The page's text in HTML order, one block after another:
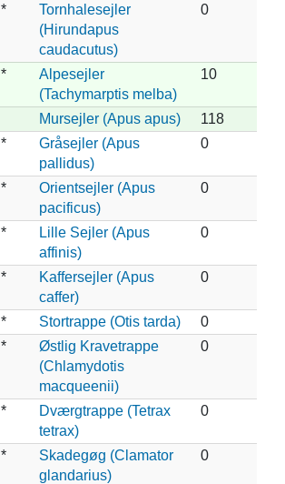
*
Tornhalesejler
(Hirundapus
caudacutus)
0
*
Alpesejler
(Tachymarptis melba)
10
Mursejler (Apus apus)
118
*
Gråsejler (Apus
pallidus)
0
*
Orientsejler (Apus
pacificus)
0
*
Lille Sejler (Apus
affinis)
0
*
Kaffersejler (Apus
caffer)
0
* Stortrappe (Otis tarda)
0
*
Østlig Kravetrappe
(Chlamydotis
macqueenii)
0
*
Dværgtrappe (Tetrax
tetrax)
0
*
Skadegøg (Clamator
glandarius)
0